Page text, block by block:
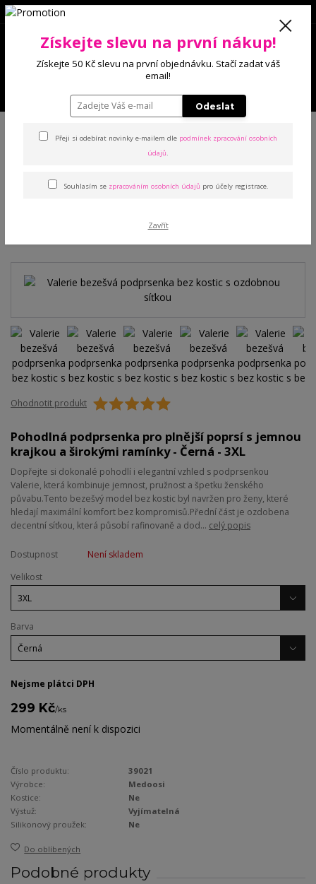
0 Kč
s ozdobnou síťkou
Valerie bezešvá podprsenka
Ohodnotit produkt
Pohodlná podprsenka pro plnější poprsí s jemnou
krajkou a širokými ramínky - Černá - 3XL
Dopřejte si dokonalé pohodlí i elegantní vzhled s podprsenkou
Valerie, která kombinuje jemnost, pružnost a špetku ženského
půvabu.Tento bezešvý model bez kostic byl navržen pro ženy, které
hledají maximální komfort bez kompromisů.Přední část je ozdobena
decentní síťkou, která působí rafinovaně a dod... celý popis
Dostupnost
Není skladem
Velikost
Barva
Nejsme plátci DPH
299 Kč/ks
Momentálně není k dispozici
Číslo produktu:
39021
Výrobce:
Medoosi
Kostice:
Ne
Výstuž:
Vyjímatelná
Silikonový proužek:
Ne
Do oblíbených
Podobné produkty
Získejte slevu na první nákup!
Získejte 50 Kč slevu na první objednávku. Stačí zadat váš
email!
Odeslat
Přeji si odebírat novinky e-mailem dle podmínek zpracování osobních
údajů.
Souhlasím se zpracováním osobních údajů pro účely registrace.
Zavřít